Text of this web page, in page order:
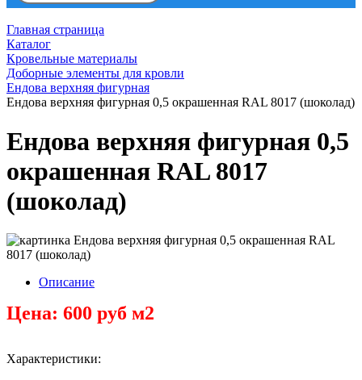
Главная страница
Каталог
Кровельные материалы
Доборные элементы для кровли
Ендова верхняя фигурная
Ендова верхняя фигурная 0,5 окрашенная RAL 8017 (шоколад)
Ендова верхняя фигурная 0,5
окрашенная RAL 8017
(шоколад)
Описание
Цена: 600 руб м2
Характеристики: